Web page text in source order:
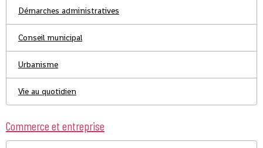
Démarches administratives
Conseil municipal
Urbanisme
Vie au quotidien
Commerce et entreprise